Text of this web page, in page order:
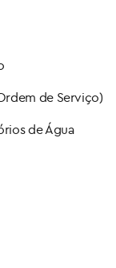
de Serviço)
de Água